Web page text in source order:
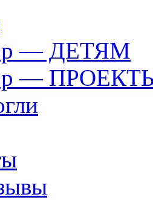
— ДЕТЯМ
—